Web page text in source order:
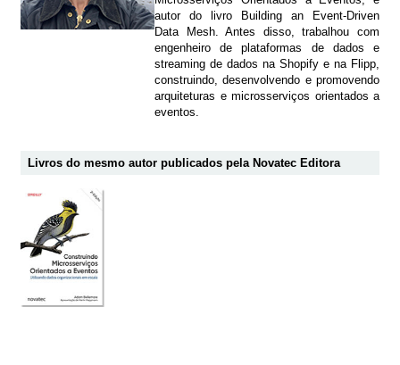
autor do livro Building an Event-Driven
Data Mesh. Antes disso, trabalhou com
engenheiro de plataformas de dados e
streaming de dados na Shopify e na Flipp,
construindo, desenvolvendo e promovendo
arquiteturas e microsserviços orientados a
eventos.
Livros do mesmo autor publicados pela Novatec Editora